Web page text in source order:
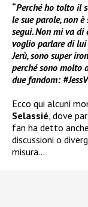
“Perché ho tolto il
le sue parole, non
segui. Non mi va di
voglio parlare di lui
Jerù, sono super
perché sono molto
due fandom:
Ecco qui alcuni
Selassié , dove
fan ha detto
discussioni o
misura…